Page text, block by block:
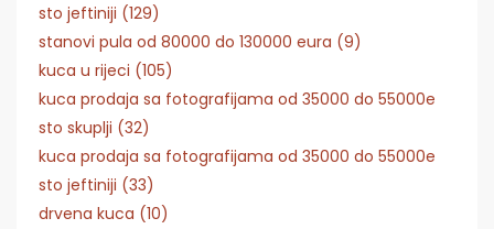
sto jeftiniji (129)
stanovi pula od 80000 do 130000 eura (9)
kuca u rijeci (105)
kuca prodaja sa fotografijama od 35000 do 55000e
sto skuplji (32)
kuca prodaja sa fotografijama od 35000 do 55000e
sto jeftiniji (33)
drvena kuca (10)